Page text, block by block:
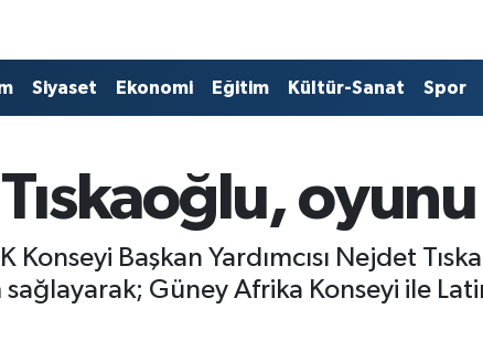
Siyaset Ekonomi Eğitim Kültür-Sanat Spor
Konseyi Başkan Yardımcısı Nejdet
sağlayarak; Güney Afrika Konseyi ile